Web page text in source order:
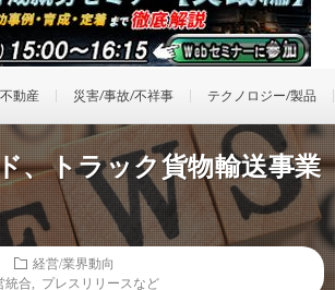
動産 災害/事故/不祥事 テクノロジー/製品
、トラック貨物輸送事業
経営/業界動向
統合
プレスリリースなど